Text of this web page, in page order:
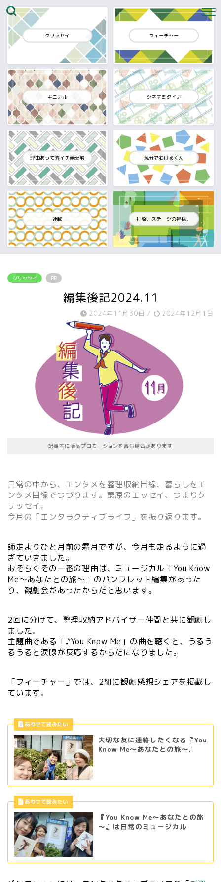
クリッセイ フィーチャー
キニナル シネマミタイナ
理由あって週イチ義母宅 気分でわけるくん
連載 拝啓、ステージの神様。
クリッセイ PR
編集後記2024.11
2024年11月30日 / 2024年12月1日
記事内に商品プロモーションを含む場合があります
日常の中から、エンタメを整理収納目線、暮らしをエ
ンタメ目線でつづります。栗原のエッセイ、つまりク
リッセイ。
今月の「エンタラクティブライフ」を振り返ります。
師走よりひと月前の霜月ですが、今月も走るように過
ぎていきました。
おそらくその一番の理由は、ミュージカル『You Know
Me～あなたとの旅～』のパンフレット編集があった
り、観劇会があったからだと思います。
2回に分けて、整理収納アドバイザー仲間と共に観劇し
ました。
主題曲である「♪You Know Me」の曲を聴くと、うるう
るうると涙腺が反応するからだになりました。
「フィーチャー」では、2組に観劇感想シェアを掲載し
ています。
大切な友に連絡したくなる『You
Know Me～あなたとの旅～』
『You Know Me～あなたとの旅
～』は日常のミュージカル